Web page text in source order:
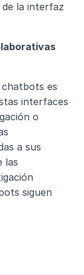
la interfaz
chatbots es
interfaces
o
a sus
las
siguen